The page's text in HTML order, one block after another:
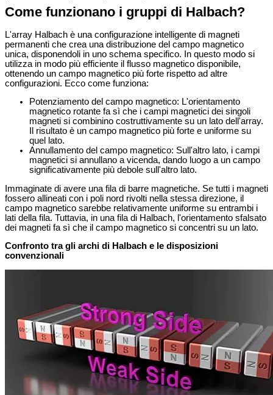
Come funzionano i gruppi di Halbach?
L'array Halbach è una configurazione intelligente di magneti
permanenti che crea una distribuzione del campo magnetico
unica, disponendoli in uno schema specifico. In questo modo si
utilizza in modo più efficiente il flusso magnetico disponibile,
ottenendo un campo magnetico più forte rispetto ad altre
configurazioni. Ecco come funziona:
Potenziamento del campo magnetico: L'orientamento
magnetico rotante fa sì che i campi magnetici dei singoli
magneti si combinino costruttivamente su un lato dell'array.
Il risultato è un campo magnetico più forte e uniforme su
quel lato.
Annullamento del campo magnetico: Sull'altro lato, i campi
magnetici si annullano a vicenda, dando luogo a un campo
significativamente più debole sull'altro lato.
Immaginate di avere una fila di barre magnetiche. Se tutti i magneti
fossero allineati con i poli nord rivolti nella stessa direzione, il
campo magnetico sarebbe relativamente uniforme su entrambi i
lati della fila. Tuttavia, in una fila di Halbach, l'orientamento sfalsato
dei magneti fa sì che il campo magnetico si concentri su un lato.
Confronto tra gli archi di Halbach e le disposizioni
convenzionali